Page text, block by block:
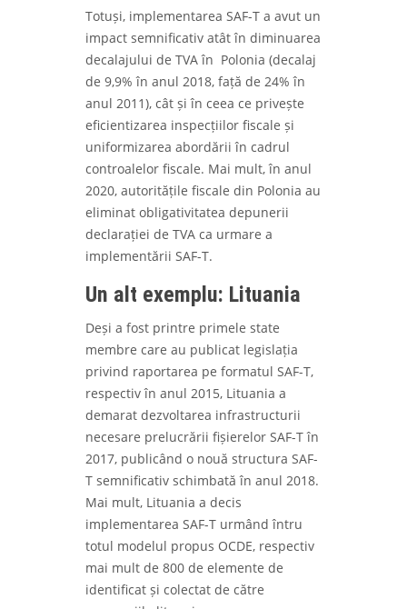
Totuși, implementarea SAF-T a avut un
impact semnificativ atât în diminuarea
decalajului de TVA în Polonia (decalaj
de 9,9% în anul 2018, față de 24% în
anul 2011), cât și în ceea ce privește
eficientizarea inspecțiilor fiscale și
uniformizarea abordării în cadrul
controalelor fiscale. Mai mult, în anul
2020, autoritățile fiscale din Polonia au
eliminat obligativitatea depunerii
declarației de TVA ca urmare a
implementării SAF-T.
Un alt exemplu: Lituania
Deși a fost printre primele state
membre care au publicat legislația
privind raportarea pe formatul SAF-T,
respectiv în anul 2015, Lituania a
demarat dezvoltarea infrastructurii
necesare prelucrării fișierelor SAF-T în
2017, publicând o nouă structura SAF-
T semnificativ schimbată în anul 2018.
Mai mult, Lituania a decis
implementarea SAF-T urmând întru
totul modelul propus OCDE, respectiv
mai mult de 800 de elemente de
identificat și colectat de către